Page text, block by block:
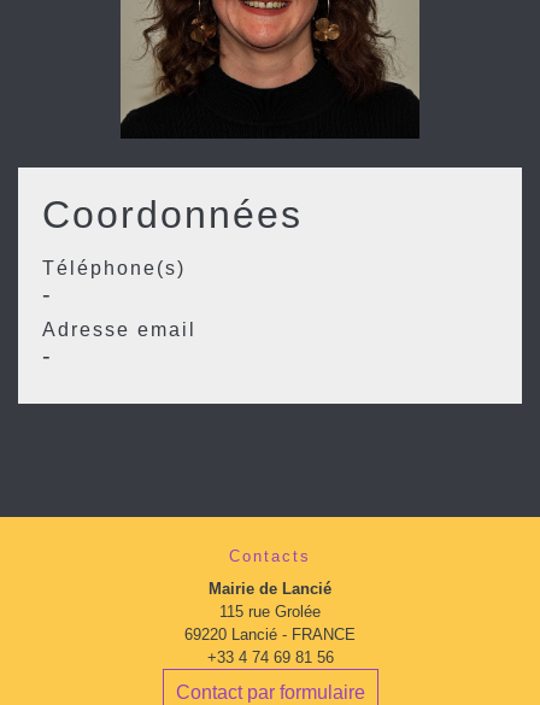
Coordonnées
Téléphone(s)
-
Adresse email
-
Contacts
Mairie de Lancié
115 rue Grolée
69220 Lancié - FRANCE
+33 4 74 69 81 56
Contact par formulaire